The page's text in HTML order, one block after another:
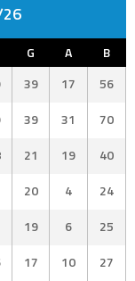
26
G A
B
39 17
56
39 31
70
21 19
40
20 4
24
19 6
25
17 10
27